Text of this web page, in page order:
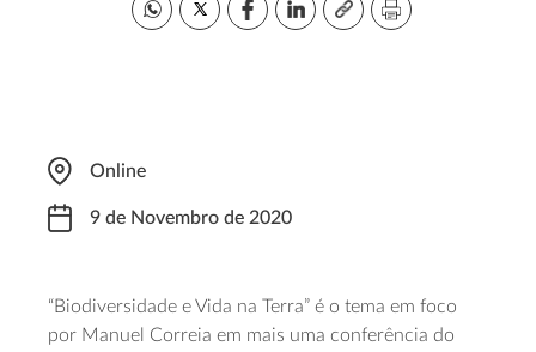
Online
9 de Novembro de 2020
“Biodiversidade e Vida na Terra” é o tema em foco
por Manuel Correia em mais uma conferência do